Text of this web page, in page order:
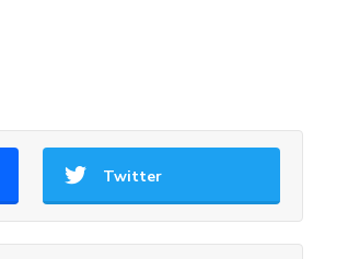
Twitter